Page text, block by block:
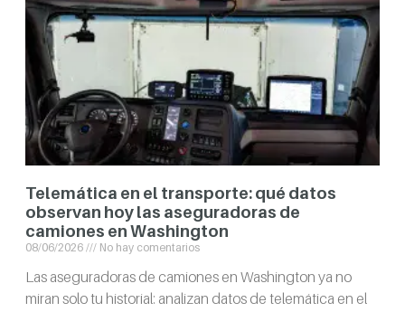
Telemática en el transporte: qué datos
observan hoy las aseguradoras de
camiones en Washington
08/06/2026 No hay comentarios
Las aseguradoras de camiones en Washington ya no
miran solo tu historial: analizan datos de telemática en el